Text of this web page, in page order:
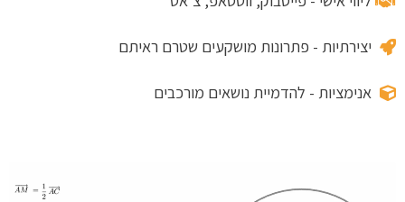
יצירתיות - פתרונות מושקעים שטרם ראיתם
אנימציות - להדמיית נושאים מורכבים